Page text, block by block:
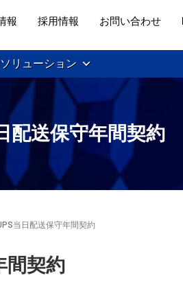
報 採用情報 お問い合わせ
リューション
配送保守年間契約
当日配送保守年間契約
間契約